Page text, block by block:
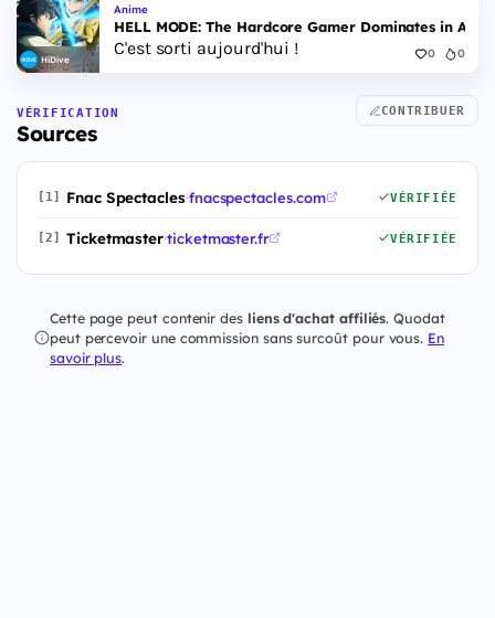
HiDive
Anime
HELL MODE: The Hardcore Gamer Dominates in
C'est sorti aujourd'hui ! 0 0
VÉRIFICATION
Sources
CONTRIBUER
[1] Fnac Spectacles·fnacspectacles.com VÉRIFIÉE
[2] Ticketmaster·ticketmaster.fr VÉRIFIÉE
Cette page peut contenir des liens d'achat affiliés. Quodat
peut percevoir une commission sans surcoût pour vous. En
savoir plus.